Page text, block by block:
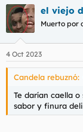
c
c
i
e
s
el viejo
Muerto por
4 Oct 2023
Candela rebuznó:
Te darían caella
sabor y finura